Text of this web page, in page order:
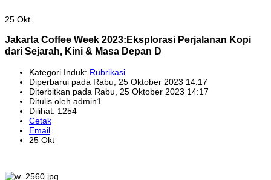
25 Okt
Jakarta Coffee Week 2023:Eksplorasi Perjalanan Kopi
dari Sejarah, Kini & Masa Depan D
Kategori Induk: Rubrikasi
Diperbarui pada Rabu, 25 Oktober 2023 14:17
Diterbitkan pada Rabu, 25 Oktober 2023 14:17
Ditulis oleh admin1
Dilihat: 1254
Cetak
Email
25 Okt